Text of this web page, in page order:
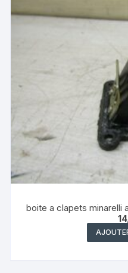
boite a clapets minarelli